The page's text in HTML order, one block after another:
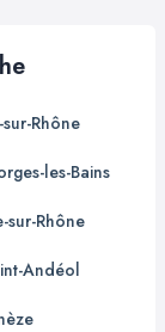
Rhône
les-Bains
sur-Rhône
Andéol